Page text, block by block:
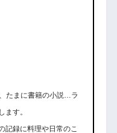
たまに書籍の小説…ラ
ます。
記録に料理や日常のこ